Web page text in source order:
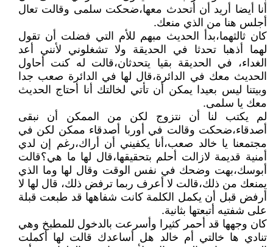
أنا أيضا أريد أن أتحدث معها،ضحكت سلمى وقالت تعال
أجلس هنا من الذي منعك.
كان ثالثهما،بدأ الحديث مبهم للأم التي فضلت أن تقول
لهما أذهبا تحدثا في الحديقة ولا تشغلوني لأنني أعد
الغداء، في الحديقة بقيا يتحدثان،قالت له كنت أحاول
الحديث معك في الدائرة،قال لها في الدائرة صعب جدا
وبيتنا ليس بعيدا يمكن أن تأتي لخالتك أنا أحتاج الحديث
معك يا سلمى.
لم يكتب لنا أن نتزوج لكن من الممكن أن نبقى
أصدقاء،ضحكت وقالت في أوربا أصدقاء ممكن لكن في
مجتمعنا يا خالد صعب،أنا يكفيني أن أراك،رغم إن لدي
أمنية قديمة لازالت أحلم بتحقيقها،قال لها ما هي؟قالت
أبوسك،بهت وضحك في نفس الوقت وقال لها وما الذي
يمنعك من ذلك،قالت لا أعرف ربما ترفض ذلك، قال لها لا
أرفض قبل أن يكمل الكلمة كانت شفاهها قد طبعت قبلة
على شفتيه أتبعتها بثانية.
كان وجهها قد أحمر كثيرا وأسرعت بالدخول للمطبخ وهي
تنادي ها خالتي أم خالد هل أساعدك قالت لها أكملت